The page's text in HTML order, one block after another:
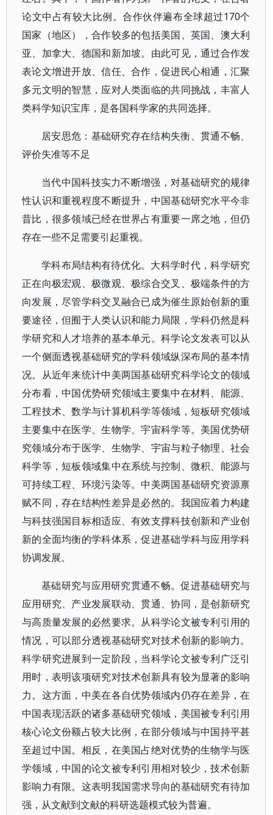
论文中占有较大比例。合作伙伴遍布全球超过170个
国家（地区），合作较多的包括美国、英国、澳大利
亚、加拿大、德国和新加坡。由此可见，通过合作发
表论文增进开放、信任、合作，促进民心相通，汇聚
多元文明的智慧，应对人类面临的共同挑战，丰富人
类科学知识宝库，是各国科学家的共同选择。
居安思危：基础研究存在结构失衡、贯通不畅、
评价失准等不足
当代中国科技实力不断增强，对基础研究的规律
性认识和重视程度不断提升，中国基础研究水平今非
昔比，很多领域已经在世界占有重要一席之地，但仍
存在一些不足需要引起重视。
学科布局结构有待优化。大科学时代，科学研究
正在向极宏观、极微观、极综合交叉、极端条件的方
向发展，尽管学科交叉融合已成为催生原始创新的重
要途径，但囿于人类认识和能力局限，学科仍然是科
学研究和人才培养的基本单元。科学论文发表可以从
一个侧面透视基础研究的学科领域纵深布局的基本情
况。从近年来统计中美两国基础研究科学论文的领域
分布看，中国优势研究领域主要集中在材料、能源、
工程技术、数学与计算机科学等领域，短板研究领域
主要集中在医学、生物学、宇宙科学等。美国优势研
究领域分布于医学、生物学、宇宙与粒子物理、社会
科学等，短板领域集中在系统与控制、微积、能源与
可持续工程、环境污染等。中美两国基础研究资源禀
赋不同，存在结构性差异是必然的。我国应着力构建
与科技强国目标相适应、有效支撑科技创新和产业创
新的全面均衡的学科体系，促进基础学科与应用学科
协调发展。
基础研究与应用研究贯通不畅。促进基础研究与
应用研究、产业发展联动、贯通、协同，是创新研究
与高质量发展的必然要求。从科学论文被专利引用的
情况，可以部分透视基础研究对技术创新的影响力。
科学研究进展到一定阶段，当科学论文被专利广泛引
用时，表明该项研究对技术创新具有较为显著的影响
力。这方面，中美在各自优势领域内仍存在差异，在
中国表现活跃的诸多基础研究领域，美国被专利引用
核心论文份额占较大比例，在部分领域与中国持平甚
至超过中国。相反，在美国占绝对优势的生物学与医
学领域，中国的论文被专利引用相对较少，技术创新
影响力有限。这表明我国需求导向的基础研究有待加
强，从文献到文献的科研选题模式较为普遍。